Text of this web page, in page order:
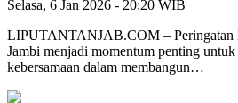
Selasa, 6 Jan 2026 - 20:20 WIB
LIPUTANTANJAB.COM – Peringatan
Jambi menjadi momentum penting untuk
kebersamaan dalam membangun…